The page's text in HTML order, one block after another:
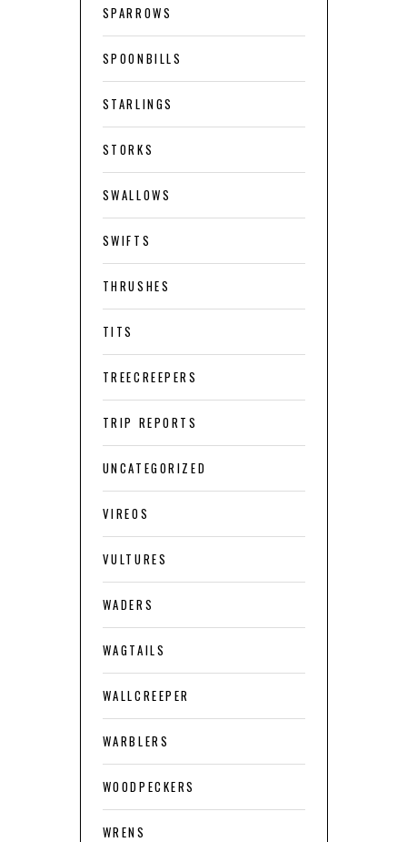
SPARROWS
SPOONBILLS
STARLINGS
STORKS
SWALLOWS
SWIFTS
THRUSHES
TITS
TREECREEPERS
TRIP REPORTS
UNCATEGORIZED
VIREOS
VULTURES
WADERS
WAGTAILS
WALLCREEPER
WARBLERS
WOODPECKERS
WRENS